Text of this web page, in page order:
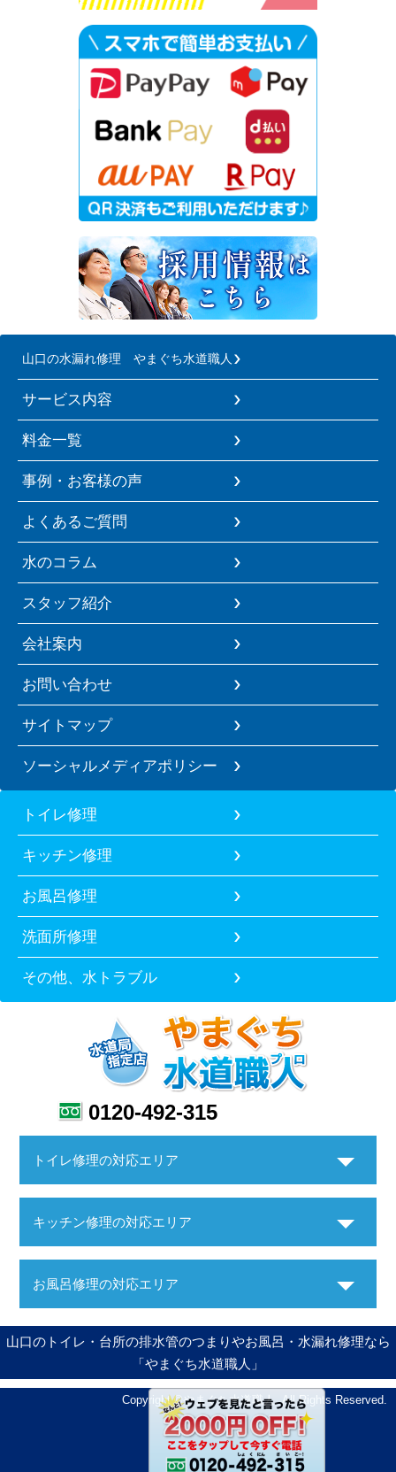
山口の水漏れ修理 やまぐち水道職人
サービス内容
料金一覧
事例・お客様の声
よくあるご質問
水のコラム
スタッフ紹介
会社案内
お問い合わせ
サイトマップ
ソーシャルメディアポリシー
トイレ修理
キッチン修理
お風呂修理
洗面所修理
その他、水トラブル
0120-492-315
トイレ修理の対応エリア
キッチン修理の対応エリア
お風呂修理の対応エリア
山口のトイレ・台所の排水管のつまりやお風呂・水漏れ修理なら
「やまぐち水道職人」
Copyright ©やまぐち水道職人. All Rights Reserved.